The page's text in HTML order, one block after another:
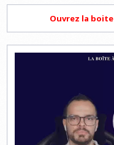
Ouvrez la